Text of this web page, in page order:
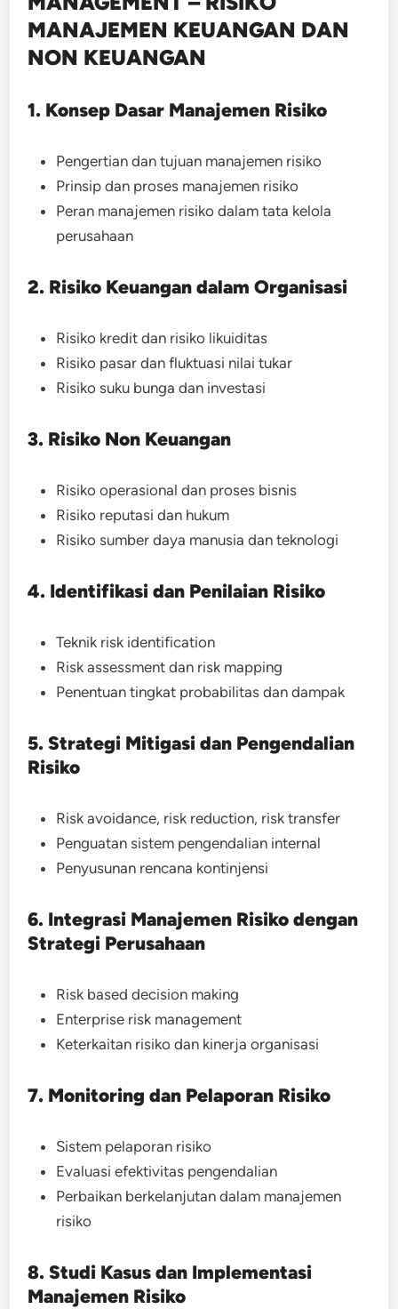
MANAJEMEN KEUANGAN DAN
NON KEUANGAN
1. Konsep Dasar Manajemen Risiko
Pengertian dan tujuan manajemen risiko
Prinsip dan proses manajemen risiko
Peran manajemen risiko dalam tata kelola
perusahaan
2. Risiko Keuangan dalam Organisasi
Risiko kredit dan risiko likuiditas
Risiko pasar dan fluktuasi nilai tukar
Risiko suku bunga dan investasi
3. Risiko Non Keuangan
Risiko operasional dan proses bisnis
Risiko reputasi dan hukum
Risiko sumber daya manusia dan teknologi
4. Identifikasi dan Penilaian Risiko
Teknik risk identification
Risk assessment dan risk mapping
Penentuan tingkat probabilitas dan dampak
5. Strategi Mitigasi dan Pengendalian
Risiko
Risk avoidance, risk reduction, risk transfer
Penguatan sistem pengendalian internal
Penyusunan rencana kontinjensi
6. Integrasi Manajemen Risiko dengan
Strategi Perusahaan
Risk based decision making
Enterprise risk management
Keterkaitan risiko dan kinerja organisasi
7. Monitoring dan Pelaporan Risiko
Sistem pelaporan risiko
Evaluasi efektivitas pengendalian
Perbaikan berkelanjutan dalam manajemen
risiko
8. Studi Kasus dan Implementasi
Manajemen Risiko